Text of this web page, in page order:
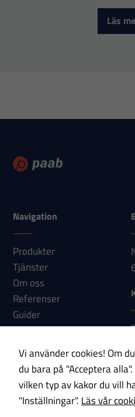
Läs
Navigation
Produkter
Tjänster
Om oss
Referenser
Guider
Nyheter
Kontakt
Prenumerera på vårt
Vi använder cookies! Om
du bara på "Acceptera
vilken typ av kakor du vill
"Inställningar". Läs vår